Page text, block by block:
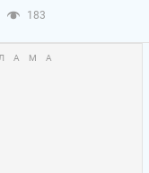
183